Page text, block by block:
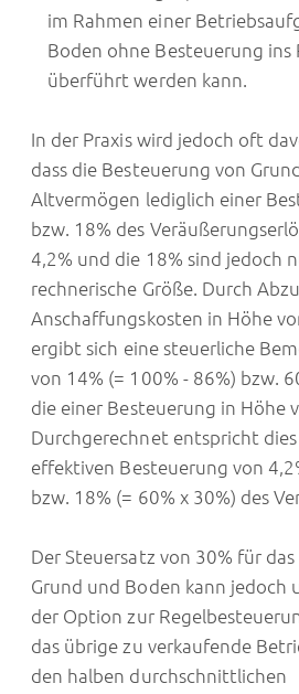
im Rahmen einer
Boden ohne Besteuerung ins
überführt werden kann.
In der Praxis wird jedoch oft
dass die Besteuerung von
Altvermögen lediglich einer
bzw. 18% des
4,2% und die 18% sind jedoch
rechnerische Größe. Durch
Anschaffungskosten in Höhe
ergibt sich eine steuerliche
von 14% (= 100% - 86%) bzw.
die einer Besteuerung in Höhe
Durchgerechnet entspricht
effektiven Besteuerung von
bzw. 18% (= 60% x 30%) des
Der Steuersatz von 30% für
Grund und Boden kann jedoch
der Option zur
das übrige zu verkaufende
den halben durchschnittlichen